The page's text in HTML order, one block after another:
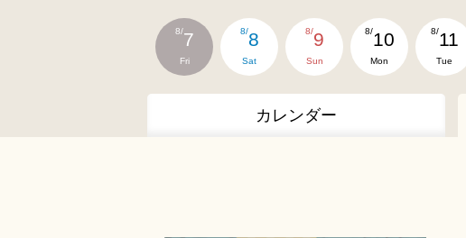
8/7
Fri
8/8
Sat
8/9
Sun
8/10
Mon
8/11
Tue
カレンダー